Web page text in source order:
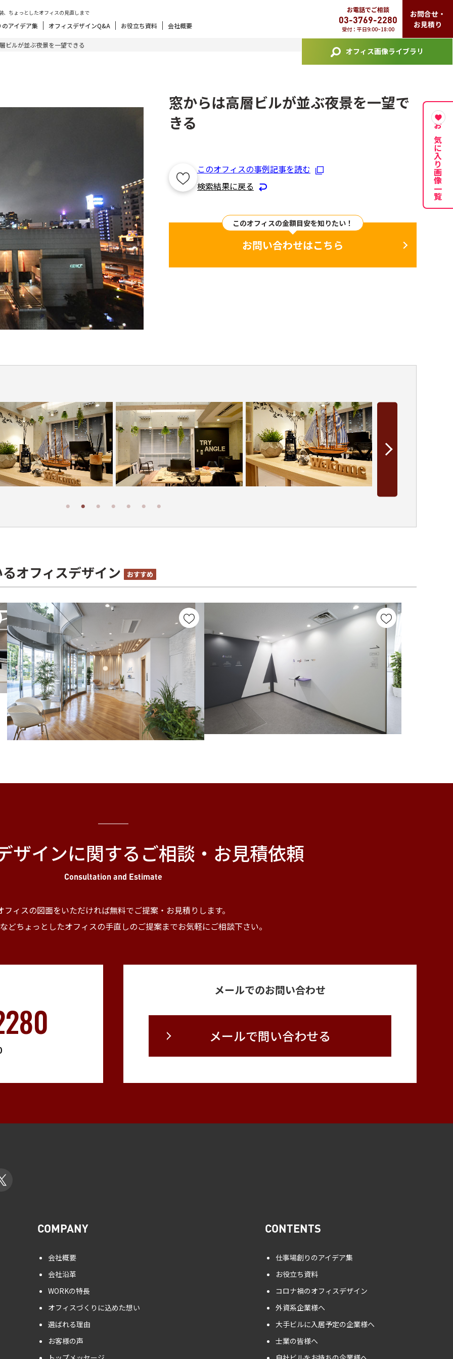
、ちょっとしたオフィスの見直しまで
アイデア集 オフィスデザインQ&A お役立ち資料 会社概要
お電話でご相談
03-3769-2280
受付：平日9:00~18:00
お問合せ・
お見積り
オフィス画像ライブラリ
ビルが並ぶ夜景を一望できる
窓からは高層ビルが並ぶ夜景を一望で
きる
このオフィスの事例記事を読む
検索結果に戻る
このオフィスの金額目安を知りたい！
お問い合わせはこちら
オフィスデザイン
ザインに関するご相談・お見積依頼
Consultation and Estimate
フィスの図面をいただければ無料でご提案・ お見積りします。
どちょっとしたオフィスの手直しのご提案までお気軽にご相談下さい。
メールでのお問い合わせ
メールで問い合わせる
お気に入り画像一覧
COMPANY
会社概要
会社沿革
WORKの特長
オフィスづくりに込めた想い
選ばれる理由
お客様の声
CONTENTS
仕事場創りのアイデア集
お役立ち資料
コロナ禍のオフィスデザイン
外資系企業様へ
大手ビルに入居予定の企業様へ
士業の皆様へ